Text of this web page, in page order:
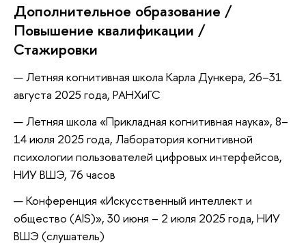
Дополнительное образование /
Повышение квалификации /
Стажировки
Летняя когнитивная школа Карла Дункера, 26–31
августа 2025 года, РАНХиГС
Летняя школа «Прикладная когнитивная наука», 8–
14 июля 2025 года, Лаборатория когнитивной
психологии пользователей цифровых интерфейсов,
НИУ ВШЭ, 76 часов
Конференция «Искусственный интеллект и
общество (AIS)», 30 июня – 2 июля 2025 года, НИУ
ВШЭ (слушатель)